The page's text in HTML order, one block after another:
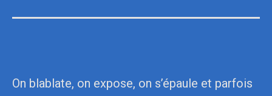
On blablate, on expose, on s’épaule et parfois